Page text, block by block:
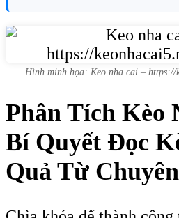
Hình minh họa: Keo nha cai – https://
Phân Tích Kèo
Bí Quyết Đọc
Quả Từ